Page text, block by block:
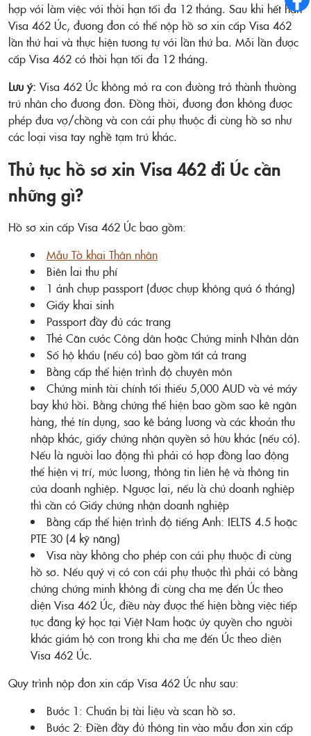
hợp với làm việc với thời hạn tối đa 12 tháng. Sau khi hết hạn
Visa 462 Úc, đương đơn có thể nộp hồ sơ xin cấp Visa 462
lần thứ hai và thực hiện tương tự với lần thứ ba. Mỗi lần được
cấp Visa 462 có thời hạn tối đa 12 tháng.
Lưu ý: Visa 462 Úc không mở ra con đường trở thành thường
trú nhân cho đương đơn. Đồng thời, đương đơn không được
phép đưa vợ/chồng và con cái phụ thuộc đi cùng hồ sơ như
các loại visa tay nghề tạm trú khác.
Thủ tục hồ sơ xin Visa 462 đi Úc cần
những gì?
Hồ sơ xin cấp Visa 462 Úc bao gồm:
Mẫu Tờ khai Thân nhân
Biên lai thu phí
1 ảnh chụp passport (được chụp không quá 6 tháng)
Giấy khai sinh
Passport đầy đủ các trang
Thẻ Căn cước Công dân hoặc Chứng minh Nhân dân
Sổ hộ khẩu (nếu có) bao gồm tất cả trang
Bằng cấp thể hiện trình độ chuyên môn
Chứng minh tài chính tối thiểu 5,000 AUD và vé máy
bay khứ hồi. Bằng chứng thể hiện bao gồm sao kê ngân
hàng, thẻ tín dụng, sao kê bảng lương và các khoản thu
nhập khác, giấy chứng nhận quyền sở hữu khác (nếu có).
Nếu là người lao động thì phải có hợp đồng lao động
thể hiện vị trí, mức lương, thông tin liên hệ và thông tin
của doanh nghiệp. Ngược lại, nếu là chủ doanh nghiệp
thì cần có Giấy chứng nhận doanh nghiệp
Bằng cấp thể hiện trình độ tiếng Anh: IELTS 4.5 hoặc
PTE 30 (4 kỹ năng)
Visa này không cho phép con cái phụ thuộc đi cùng
hồ sơ. Nếu quý vị có con cái phụ thuộc thì phải có bằng
chứng chứng minh không đi cùng cha mẹ đến Úc theo
diện Visa 462 Úc, điều này được thể hiện bằng việc tiếp
tục đăng ký học tại Việt Nam hoặc ủy quyền cho người
khác giám hộ con trong khi cha mẹ đến Úc theo diện
Visa 462 Úc.
Quy trình nộp đơn xin cấp Visa 462 Úc như sau:
Bước 1: Chuẩn bị tài liệu và scan hồ sơ.
Bước 2: Điền đầy đủ thông tin vào mẫu đơn xin cấp